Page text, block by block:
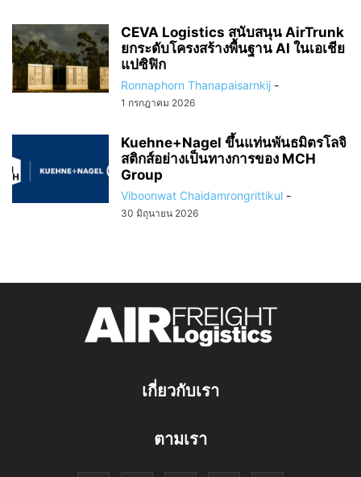
CEVA Logistics สนับสนุน AirTrunk
ยกระดับโครงสร้างพื้นฐาน AI ในเอเชีย
แปซิฟิก
Ronnaphorn Thanapaisarnkij -
1 กรกฎาคม 2026
Kuehne+Nagel ขึ้นแท่นพันธมิตรโลจิ
สติกส์อย่างเป็นทางการของ MCH
Group
Viboonwat Chaidamrongrittikul -
30 มิถุนายน 2026
เกี่ยวกับเรา
ตามเรา